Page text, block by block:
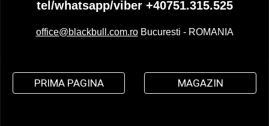
tel/whatsapp/viber +40751.315.525
office@blackbull.com.roBucuresti - ROMANIA
PRIMA PAGINA MAGAZIN